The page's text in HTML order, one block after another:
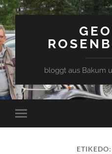
bloggt aus Bakum
Toggle
mobile
ETIKEDO: